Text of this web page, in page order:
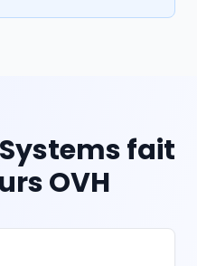
Systems fait
OVH